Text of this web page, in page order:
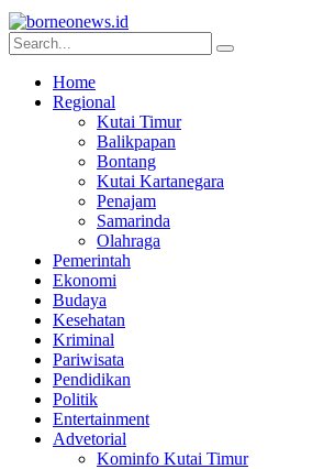
Home
Regional
Kutai Timur
Balikpapan
Bontang
Kutai Kartanegara
Penajam
Samarinda
Olahraga
Pemerintah
Ekonomi
Budaya
Kesehatan
Kriminal
Pariwisata
Pendidikan
Politik
Entertainment
Advetorial
Kominfo Kutai Timur